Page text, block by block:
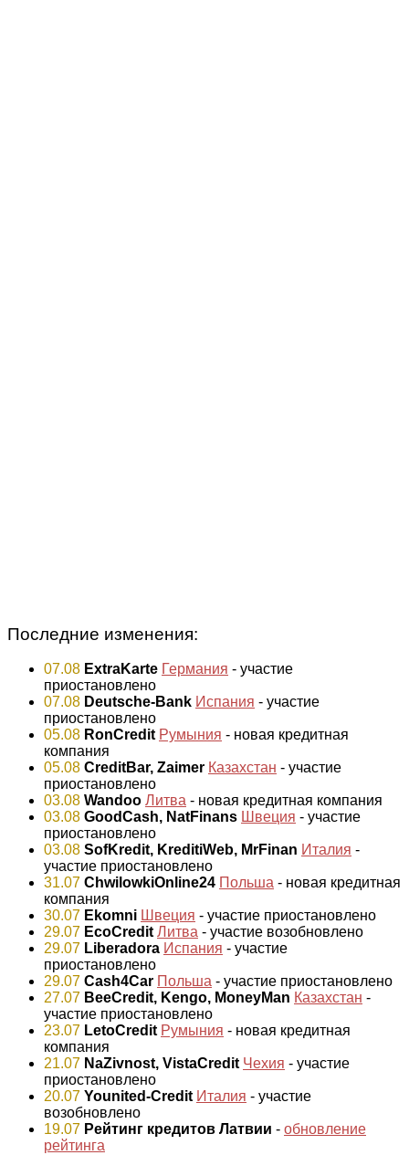
Последние изменения:
07.08 ExtraKarte Германия - участие
приостановлено
07.08 Deutsche-Bank Испания - участие
приостановлено
05.08 RonCredit Румыния - новая кредитная
компания
05.08 CreditBar, Zaimer Казахстан - участие
приостановлено
03.08 Wandoo Литва - новая кредитная компания
03.08 GoodCash, NatFinans Швеция - участие
приостановлено
03.08 SofKredit, KreditiWeb, MrFinan Италия -
участие приостановлено
31.07 ChwilowkiOnline24 Польша - новая кредитная
компания
30.07 Ekomni Швеция - участие приостановлено
29.07 EcoCredit Литва - участие возобновлено
29.07 Liberadora Испания - участие
приостановлено
29.07 Cash4Car Польша - участие приостановлено
27.07 BeeCredit, Kengo, MoneyMan Казахстан -
участие приостановлено
23.07 LetoCredit Румыния - новая кредитная
компания
21.07 NaZivnost, VistaCredit Чехия - участие
приостановлено
20.07 Younited-Credit Италия - участие
возобновлено
19.07 Рейтинг кредитов Латвии - обновление
рейтинга